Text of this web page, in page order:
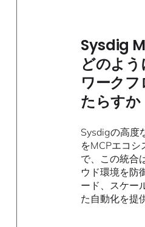
Sysdig
どのよ
ワークフ
たらすか
Sysdigの高度
をMCPエコシ
で、この統合
ウド環境を防
ード、スケー
た自動化を提